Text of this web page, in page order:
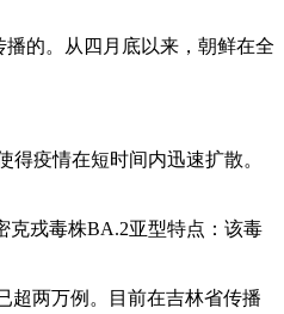
的。从四月底以来，朝鲜在全
疫情在短时间内迅速扩散。
克戎毒株BA.2亚型特点：该毒
超两万例。目前在吉林省传播